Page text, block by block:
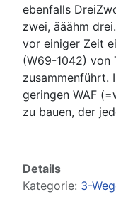
ebenfalls
zwei, ääähm
vor einiger Zeit
(W69-1042) von
zusammenführt.
geringen WAF
zu bauen, der
Details
Kategorie: 3-